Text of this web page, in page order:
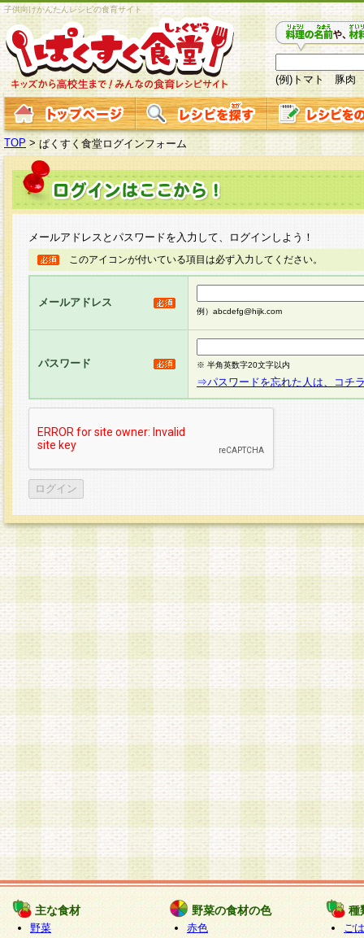
子供向けかんたんレシピの食育サイト
(例)トマト 豚肉
TOP > ぱくすく食堂ログインフォーム
メールアドレスとパスワードを入力して、ログインしよう！
このアイコンが付いている項目は必ず入力してください。
メールアドレス
例）abcdefg@hijk.com
パスワード ※ 半角英数字20文字以内
⇒パスワードを忘れた人は、コチ
主な食材
野菜
野菜の食材の色
赤色
種
ご